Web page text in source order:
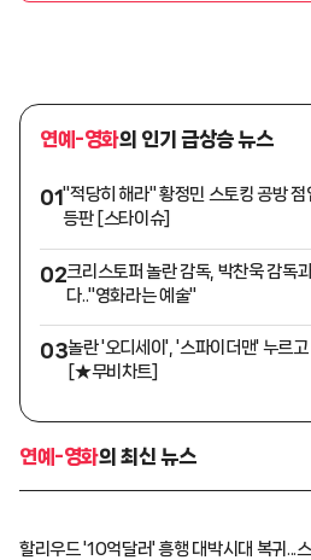
연예-영화의 인기 급상승 뉴스
01"적당히 해라" 황정민 스토킹 공방
등판 [스타이슈]
02크리스토퍼 놀란 감독, 박찬욱 감독
다.."영화라는 예술"
03놀란 '오디세이', '스파이더맨' 누르고
[★무비차트]
연예-영화의 최신 뉴스
할리우드 '10억달러' 흥행 대박시대 복귀...